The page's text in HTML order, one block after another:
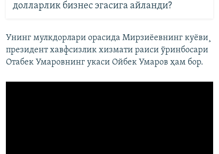
долларлик бизнес эгасига айланди?
Унинг мулкдорлари орасида Мирзиëевнинг куëви¸
президент хавфсизлик хизмати раиси ўринбосари
Отабек Умаровнинг укаси Ойбек Умаров ҳам бор.